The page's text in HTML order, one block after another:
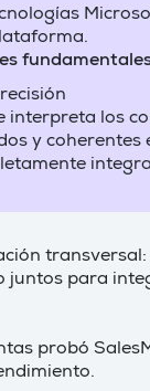
interpreta los
y coherentes
para
probó